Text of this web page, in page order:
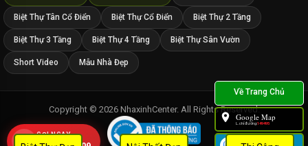
Biệt Thự Tân Cổ Điển Biệt Thự Cổ Điển Biệt Thự 2 Tầng
Biệt Thự 3 Tầng Biệt Thự 4 Tầng Biệt Thự Sân Vườn
Short Video Mẫu Nhà Đẹp
Copyright © 2026 NhaxinhCenter. All Rights Reserved.
Google Map
L.chỉ đường:149495
GỌI NGAY